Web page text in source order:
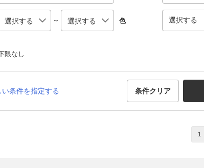
～ 色 選択する
限なし
い条件を指定する 条件クリア
1